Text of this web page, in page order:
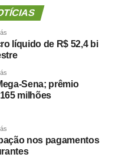
a expressiva
o interesse das
o fortalecimento da
ambiente digital mais
foi a de Yasmin da Silva
comparou as redes
publicação seria uma
de florescer em
A metáfora foi
líquido de R$ 52,4 bi
Sena; prêmio
milhões
nos pagamentos